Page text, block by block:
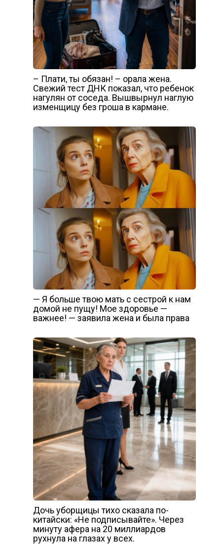
– Плати, ты обязан! – орала жена.
Свежий тест ДНК показал, что ребенок
нагулян от соседа. Вышвырнул наглую
изменщицу без гроша в кармане.
— Я больше твою мать с сестрой к нам
домой не пущу! Мое здоровье —
важнее! — заявила жена и была права
Дочь уборщицы тихо сказала по-
китайски: «Не подписывайте». Через
минуту афера на 20 миллиардов
рухнула на глазах у всех.